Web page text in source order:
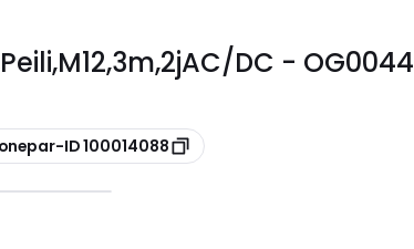
DC - OG0044
ID 100014088